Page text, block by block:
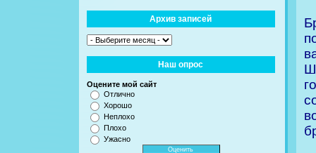
Архив записей
Наш опрос
Оцените мой сайт
Отлично
Хорошо
Неплохо
Плохо
Ужасно